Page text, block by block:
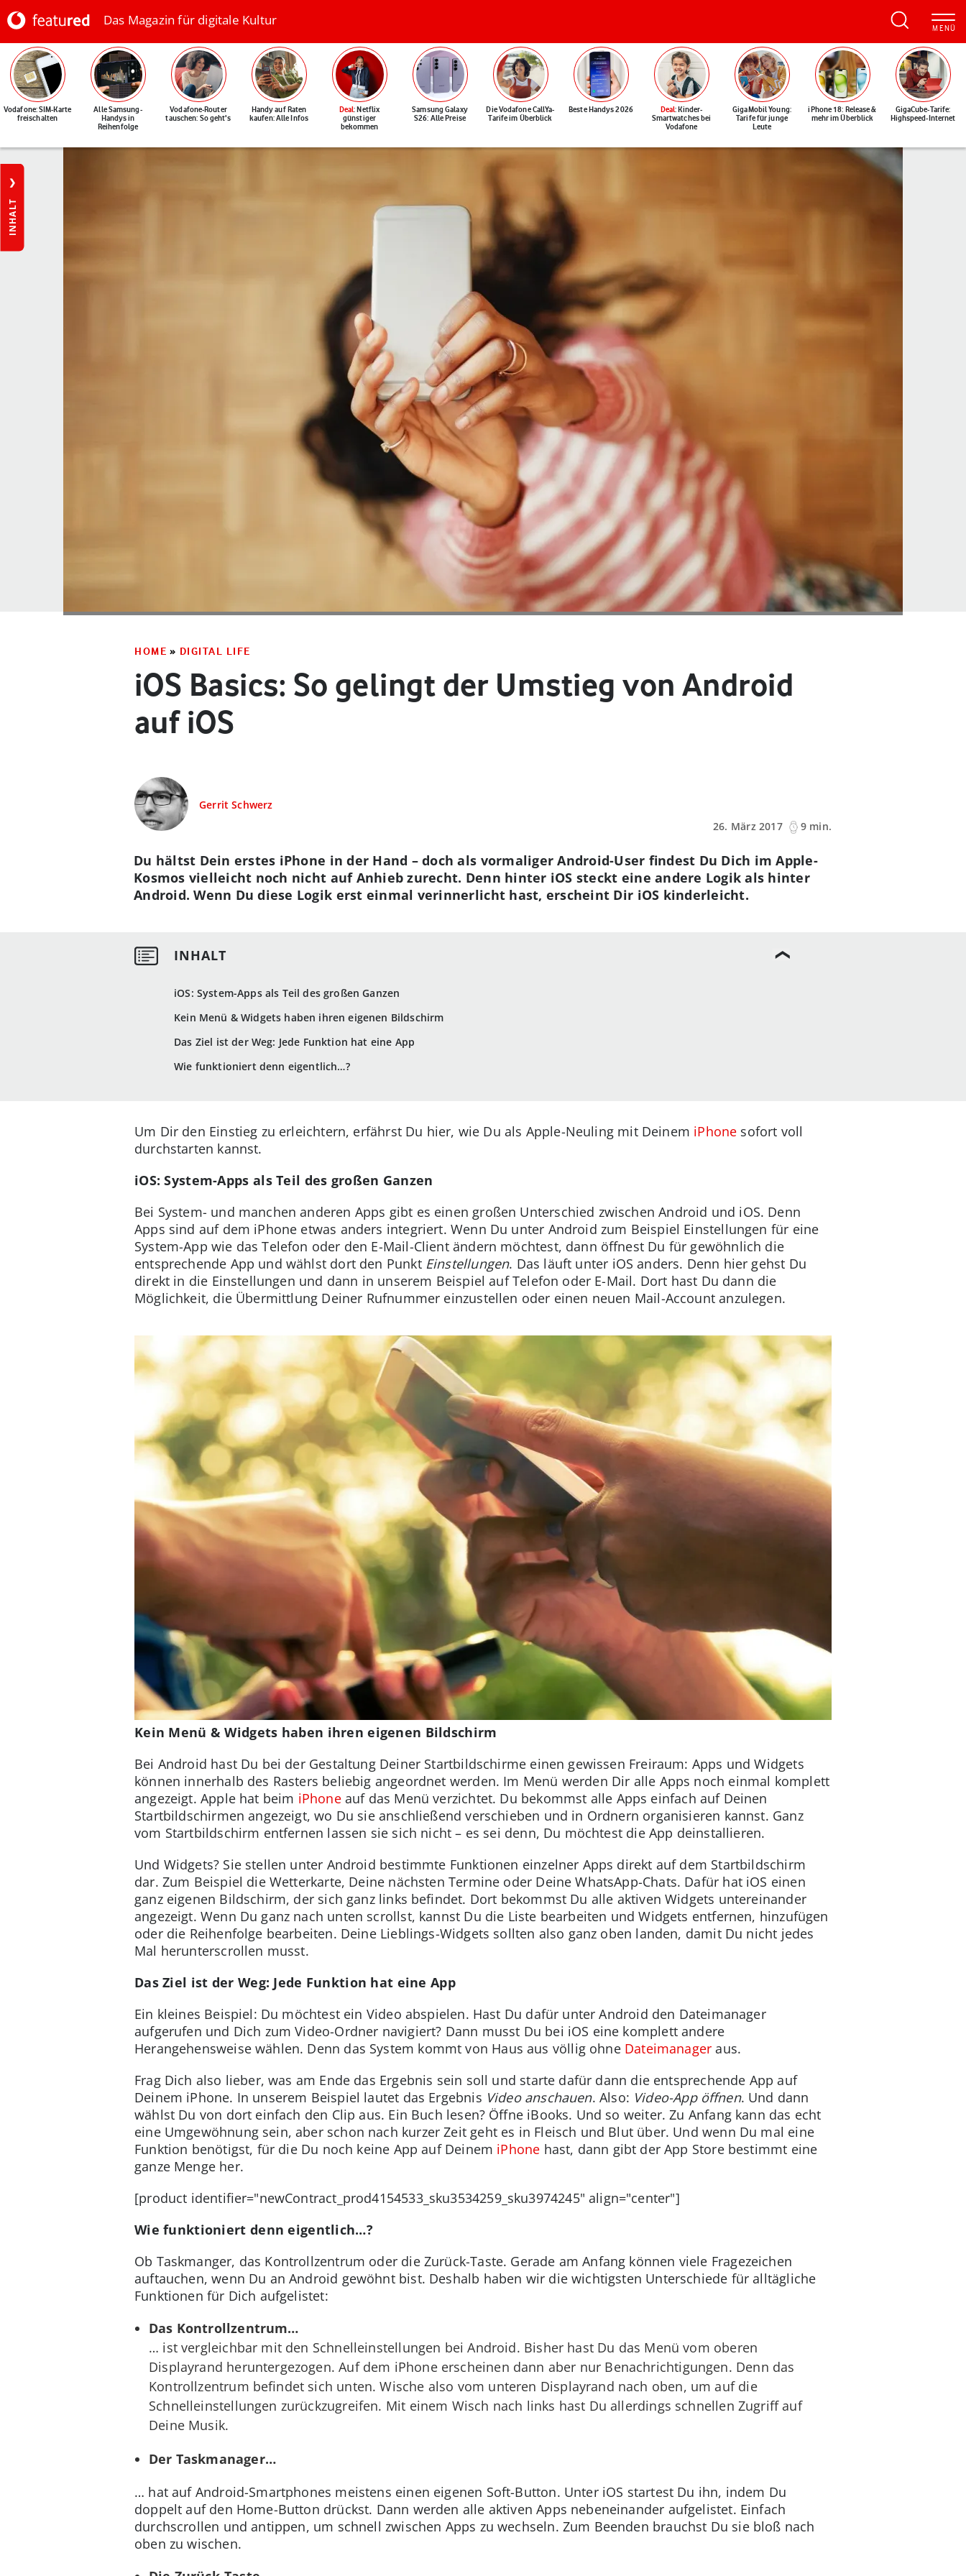
Das Magazin für digitale Kultur
Vodafone: SIM-Karte
freischalten
Alle Samsung-
Handys in
Reihenfolge
Vodafone-Router
tauschen: So geht's
Handy auf Raten
kaufen: Alle Infos
Deal: Netflix
günstiger
bekommen
Samsung Galaxy
S26: Alle Preise
Die Vodafone CallYa-
Tarife im Überblick
Beste Handys 2026 Deal: Kinder-
Smartwatches bei
Vodafone
GigaMobil Young:
Tarife für junge
Leute
iPhone 18: Release &
mehr im Überblick
GigaCube-Tarife:
Highspeed-Internet
INHALT
HOME » DIGITAL LIFE
iOS Basics: So gelingt der Umstieg von Android
auf iOS
Gerrit Schwerz
26. März 2017
9 min.
iOS: System-Apps als Teil des großen Ganzen
Kein Menü & Widgets haben ihren eigenen Bildschirm
Das Ziel ist der Weg: Jede Funktion hat eine App
Wie funktioniert denn eigentlich…?
Du hältst Dein erstes iPhone in der Hand – doch als vormaliger Android-User findest Du Dich im Apple-
Kosmos vielleicht noch nicht auf Anhieb zurecht. Denn hinter iOS steckt eine andere Logik als hinter
Android. Wenn Du diese Logik erst einmal verinnerlicht hast, erscheint Dir iOS kinderleicht.
Um Dir den Einstieg zu erleichtern, erfährst Du hier, wie Du als Apple-Neuling mit Deinem iPhone sofort voll
durchstarten kannst.
iOS: System-Apps als Teil des großen Ganzen
Bei System- und manchen anderen Apps gibt es einen großen Unterschied zwischen Android und iOS. Denn
Apps sind auf dem iPhone etwas anders integriert. Wenn Du unter Android zum Beispiel Einstellungen für eine
System-App wie das Telefon oder den E-Mail-Client ändern möchtest, dann öffnest Du für gewöhnlich die
entsprechende App und wählst dort den Punkt Einstellungen. Das läuft unter iOS anders. Denn hier gehst Du
direkt in die Einstellungen und dann in unserem Beispiel auf Telefon oder E-Mail. Dort hast Du dann die
Möglichkeit, die Übermittlung Deiner Rufnummer einzustellen oder einen neuen Mail-Account anzulegen.
Kein Menü & Widgets haben ihren eigenen Bildschirm
Bei Android hast Du bei der Gestaltung Deiner Startbildschirme einen gewissen Freiraum: Apps und Widgets
können innerhalb des Rasters beliebig angeordnet werden. Im Menü werden Dir alle Apps noch einmal komplett
angezeigt. Apple hat beim iPhoneauf das Menü verzichtet. Du bekommst alle Apps einfach auf Deinen
Startbildschirmen angezeigt, wo Du sie anschließend verschieben und in Ordnern organisieren kannst. Ganz
vom Startbildschirm entfernen lassen sie sich nicht – es sei denn, Du möchtest die App deinstallieren.
Und Widgets? Sie stellen unter Android bestimmte Funktionen einzelner Apps direkt auf dem Startbildschirm
dar. Zum Beispiel die Wetterkarte, Deine nächsten Termine oder Deine WhatsApp-Chats. Dafür hat iOS einen
ganz eigenen Bildschirm, der sich ganz links befindet. Dort bekommst Du alle aktiven Widgets untereinander
angezeigt. Wenn Du ganz nach unten scrollst, kannst Du die Liste bearbeiten und Widgets entfernen, hinzufügen
oder die Reihenfolge bearbeiten. Deine Lieblings-Widgets sollten also ganz oben landen, damit Du nicht jedes
Mal herunterscrollen musst.
Das Ziel ist der Weg: Jede Funktion hat eine App
Ein kleines Beispiel: Du möchtest ein Video abspielen. Hast Du dafür unter Android den Dateimanager
aufgerufen und Dich zum Video-Ordner navigiert? Dann musst Du bei iOS eine komplett andere
Herangehensweise wählen. Denn das System kommt von Haus aus völlig ohne Dateimanager aus.
Frag Dich also lieber, was am Ende das Ergebnis sein soll und starte dafür dann die entsprechende App auf
Deinem iPhone. In unserem Beispiel lautet das Ergebnis Video anschauen. Also: Video-App öffnen. Und dann
wählst Du von dort einfach den Clip aus. Ein Buch lesen? Öffne iBooks. Und so weiter. Zu Anfang kann das echt
eine Umgewöhnung sein, aber schon nach kurzer Zeit geht es in Fleisch und Blut über. Und wenn Du mal eine
Funktion benötigst, für die Du noch keine App auf Deinem iPhone hast, dann gibt der App Store bestimmt eine
ganze Menge her.
[product identifier="newContract_prod4154533_sku3534259_sku3974245" align="center"]
Wie funktioniert denn eigentlich…?
Ob Taskmanger, das Kontrollzentrum oder die Zurück-Taste. Gerade am Anfang können viele Fragezeichen
auftauchen, wenn Du an Android gewöhnt bist. Deshalb haben wir die wichtigsten Unterschiede für alltägliche
Funktionen für Dich aufgelistet:
Das Kontrollzentrum…
… ist vergleichbar mit den Schnelleinstellungen bei Android. Bisher hast Du das Menü vom oberen
Displayrand heruntergezogen. Auf dem iPhone erscheinen dann aber nur Benachrichtigungen. Denn das
Kontrollzentrum befindet sich unten. Wische also vom unteren Displayrand nach oben, um auf die
Schnelleinstellungen zurückzugreifen. Mit einem Wisch nach links hast Du allerdings schnellen Zugriff auf
Deine Musik.
Der Taskmanager…
… hat auf Android-Smartphones meistens einen eigenen Soft-Button. Unter iOS startest Du ihn, indem Du
doppelt auf den Home-Button drückst. Dann werden alle aktiven Apps nebeneinander aufgelistet. Einfach
durchscrollen und antippen, um schnell zwischen Apps zu wechseln. Zum Beenden brauchst Du sie bloß nach
oben zu wischen.